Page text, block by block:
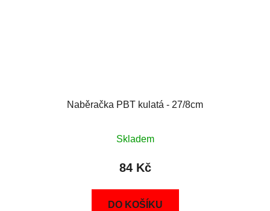
Naběračka PBT kulatá - 27/8cm
Skladem
84 Kč
DO KOŠÍKU